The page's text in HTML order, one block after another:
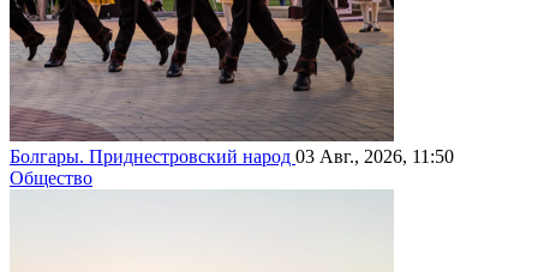
Болгары. Приднестровский народ 03 Авг., 2026, 11:50
Общество